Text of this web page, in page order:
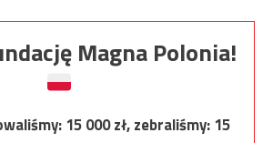
Magna Polonia!
15 000zł, zebraliśmy:15